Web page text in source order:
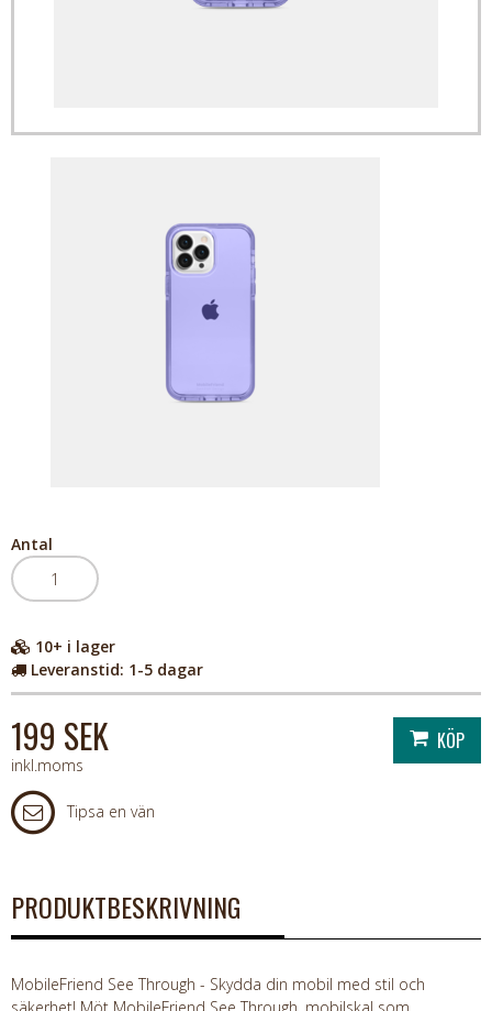
Antal
10+ i lager
Leveranstid: 1-5 dagar
199 SEK
inkl.moms
Tipsa en vän
PRODUKTBESKRIVNING
MobileFriend See Through - Skydda din mobil med stil och